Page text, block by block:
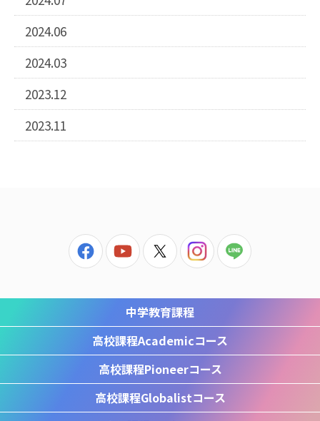
2024.06
2024.03
2023.12
2023.11
中学教育課程
高校課程Academicコース
高校課程Pioneerコース
高校課程Globalistコース